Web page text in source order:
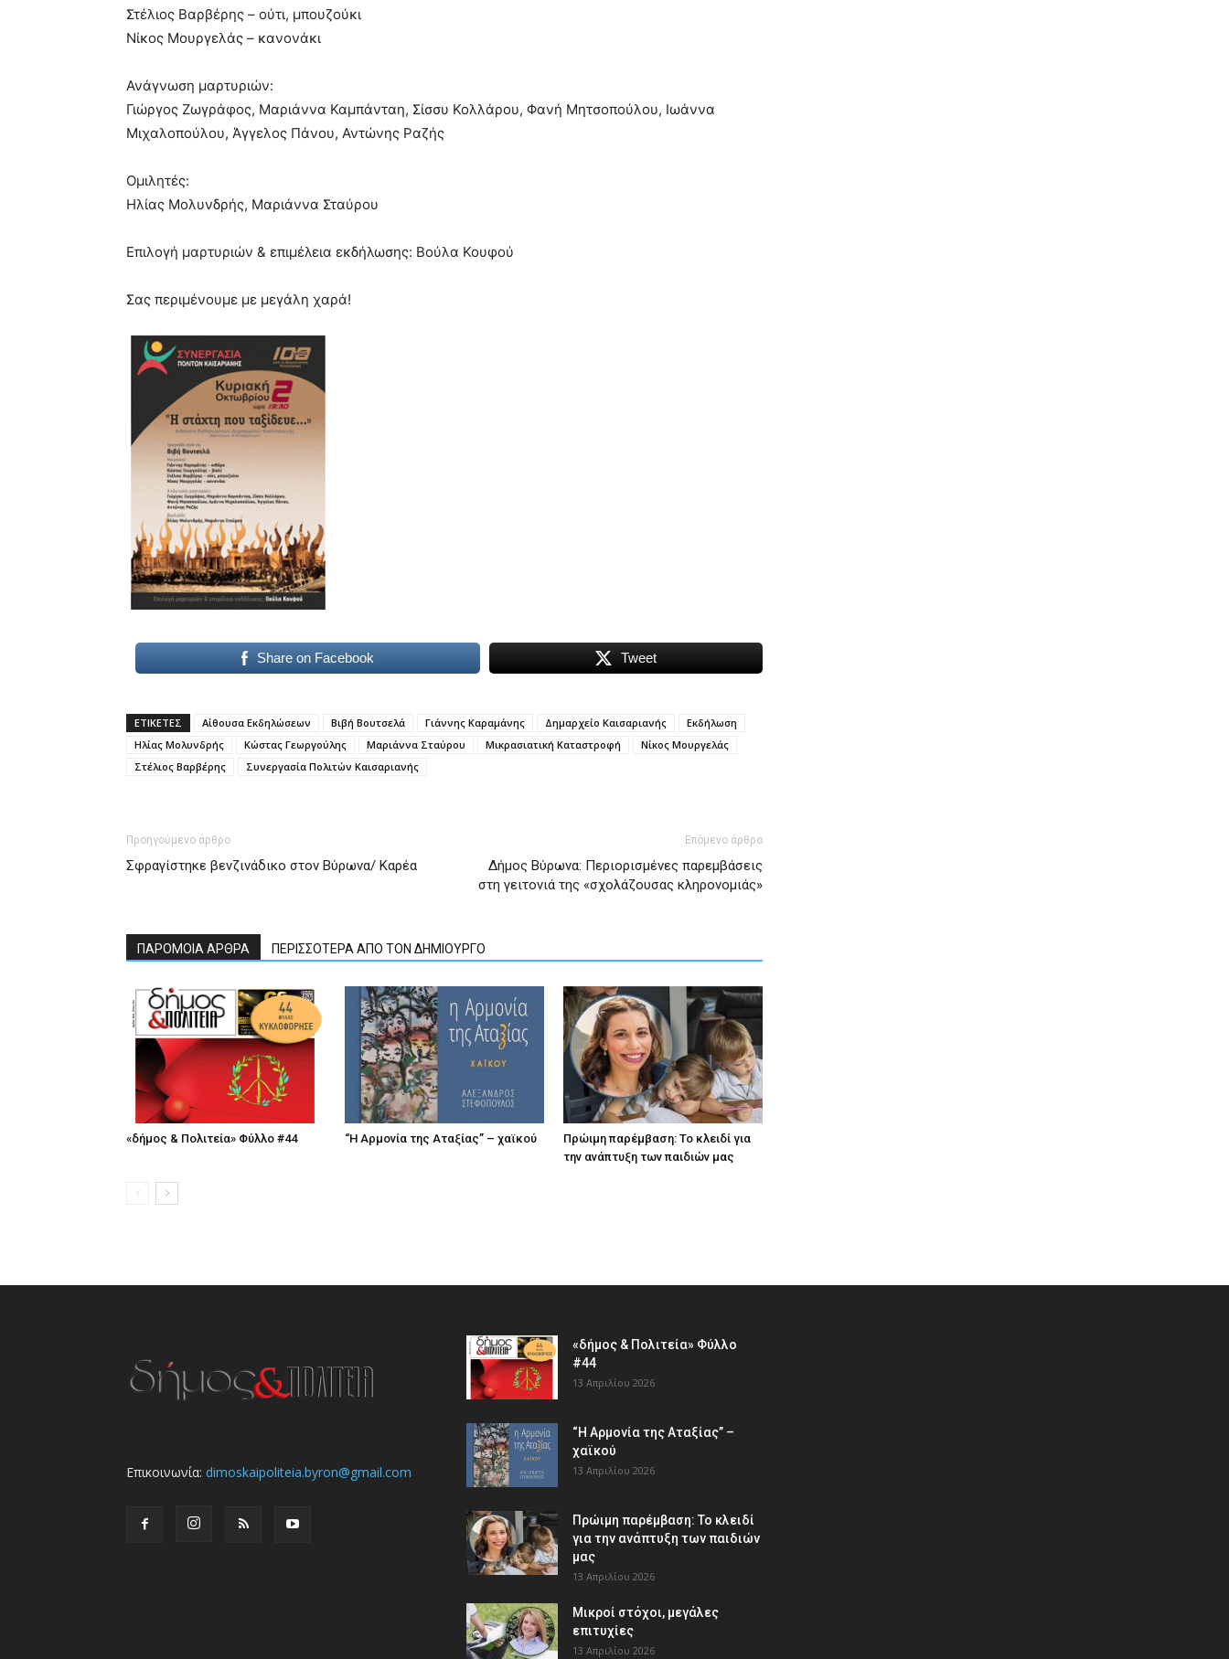
Στέλιος Βαρβέρης – ούτι, μπουζούκι
Νίκος Μουργελάς – κανονάκι
Ανάγνωση μαρτυριών:
Γιώργος Ζωγράφος, Μαριάννα Καμπάνταη, Σίσσυ Κολλάρου, Φανή Μητσοπούλου, Ιωάννα
Μιχαλοπούλου, Άγγελος Πάνου, Αντώνης Ραζής
Ομιλητές:
Ηλίας Μολυνδρής, Μαριάννα Σταύρου
Επιλογή μαρτυριών & επιμέλεια εκδήλωσης: Βούλα Κουφού
Σας περιμένουμε με μεγάλη χαρά!
Share on Facebook Tweet
ΕΤΙΚΕΤΕΣ Αίθουσα Εκδηλώσεων Βιβή Βουτσελά Γιάννης Καραμάνης Δημαρχείο Καισαριανής
Εκδήλωση
Ηλίας Μολυνδρής
Κώστας Γεωργούλης Μαριάννα Σταύρου Μικρασιατική Καταστροφή
Νίκος Μουργελάς
Στέλιος Βαρβέρης
Συνεργασία Πολιτών Καισαριανής
Προηγούμενο άρθρο
Σφραγίστηκε βενζινάδικο στον Βύρωνα/ Καρέα
Επόμενο άρθρο
Δήμος Βύρωνα: Περιορισμένες παρεμβάσεις
στη γειτονιά της «σχολάζουσας κληρονομιάς»
ΠΑΡΟΜΟΙΑ ΑΡΘΡΑ ΠΕΡΙΣΣΟΤΕΡΑ ΑΠΟ ΤΟΝ ΔΗΜΙΟΥΡΓΟ
«δήμος & Πολιτεία» Φύλλο #44 “Η Αρμονία της Αταξίας” – χαϊκού
Πρώιμη παρέμβαση: Το κλειδί για
την ανάπτυξη των παιδιών µας
Επικοινωνία: dimoskaipoliteia.byron@gmail.com
«δήμος & Πολιτεία» Φύλλο
#44
13 Απριλίου 2026
“Η Αρμονία της Αταξίας” –
χαϊκού
13 Απριλίου 2026
Πρώιμη παρέμβαση: Το κλειδί
για την ανάπτυξη των παιδιών
µας
13 Απριλίου 2026
Μικροί στόχοι, μεγάλες
επιτυχίες
13 Απριλίου 2026